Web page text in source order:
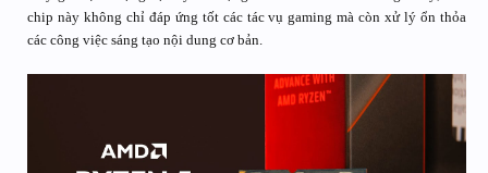
chip này không chỉ đáp ứng tốt các tác vụ gaming mà còn xử lý ổn thỏa
các công việc sáng tạo nội dung cơ bản.